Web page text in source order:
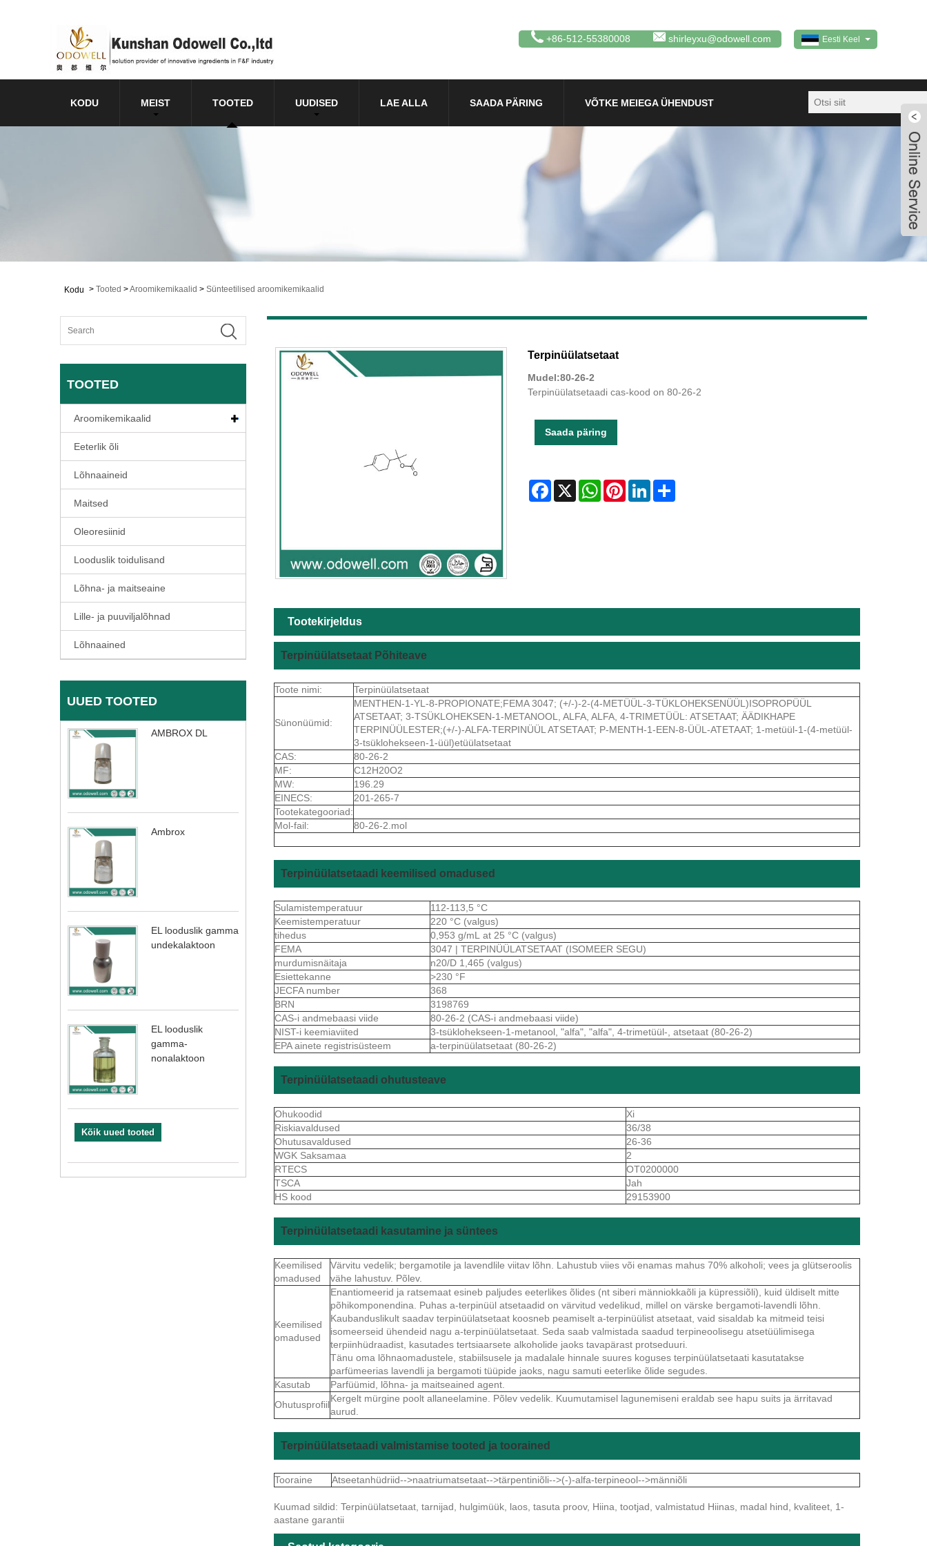
Eesti Keel
+86-512-55380008 shirleyxu@odowell.com
KODU MEIST TOOTED UUDISED LAE ALLA SAADA PÄRING VÕTKE MEIEGA ÜHENDUST
Kodu > Tooted >Aroomikemikaalid > Sünteetilised aroomikemikaalid
TOOTED
Aroomikemikaalid
Eeterlik õli
Lõhnaaineid
Maitsed
Oleoresiinid
Looduslik toidulisand
Lõhna- ja maitseaine
Lille- ja puuviljalõhnad
Lõhnaained
UUED TOOTED
AMBROX DL
Ambrox
EL looduslik gamma
undekalaktoon
EL looduslik
gamma-
nonalaktoon
Kõik uued tooted
Terpinüülatsetaat
Mudel:80-26-2
Terpinüülatsetaadi cas-kood on 80-26-2
Saada päring
Facebook
X WhatsAppPinterestLinkedInShare
Tootekirjeldus
Terpinüülatsetaat Põhiteave
Toote nimi: Terpinüülatsetaat
Sünonüümid:
MENTHEN-1-YL-8-PROPIONATE;FEMA 3047; (+/-)-2-(4-METÜÜL-3-TÜKLOHEKSENÜÜL)ISOPROPÜÜL
ATSETAAT; 3-TSÜKLOHEKSEN-1-METANOOL, ALFA, ALFA, 4-TRIMETÜÜL: ATSETAAT; ÄÄDIKHAPE
TERPINÜÜLESTER;(+/-)-ALFA-TERPINÜÜL ATSETAAT; P-MENTH-1-EEN-8-ÜÜL-ATETAAT; 1-metüül-1-(4-metüül-
3-tsüklohekseen-1-üül)etüülatsetaat
CAS:
80-26-2
MF:
C12H20O2
MW:
196.29
EINECS:
201-265-7
Tootekategooriad:
Mol-fail:
80-26-2.mol
Terpinüülatsetaadi keemilised omadused
Sulamistemperatuur
112-113,5 °C
Keemistemperatuur
220 °C (valgus)
tihedus
0,953 g/mL at 25 °C (valgus)
FEMA
3047 | TERPINÜÜLATSETAAT (ISOMEER SEGU)
murdumisnäitaja
n20/D 1,465 (valgus)
Esiettekanne
>230 °F
JECFA number
368
BRN
3198769
CAS-i andmebaasi viide
80-26-2 (CAS-i andmebaasi viide)
NIST-i keemiaviited
3-tsüklohekseen-1-metanool, "alfa", "alfa", 4-trimetüül-, atsetaat (80-26-2)
EPA ainete registrisüsteem
a-terpinüülatsetaat (80-26-2)
Terpinüülatsetaadi ohutusteave
Ohukoodid
Xi
Riskiavaldused
36/38
Ohutusavaldused
26-36
WGK Saksamaa
2
RTECS
OT0200000
TSCA
Jah
HS kood
29153900
Terpinüülatsetaadi kasutamine ja süntees
Keemilised
omadused
Värvitu vedelik; bergamotile ja lavendlile viitav lõhn. Lahustub viies või enamas mahus 70% alkoholi; vees ja glütseroolis
vähe lahustuv. Põlev.
Keemilised
omadused
Enantiomeerid ja ratsemaat esineb paljudes eeterlikes õlides (nt siberi männiokkaõli ja küpressiõli), kuid üldiselt mitte
põhikomponendina. Puhas a-terpinüül atsetaadid on värvitud vedelikud, millel on värske bergamoti-lavendli lõhn.
Kaubanduslikult saadav terpinüülatsetaat koosneb peamiselt a-terpinüülist atsetaat, vaid sisaldab ka mitmeid teisi
isomeerseid ühendeid nagu a-terpinüülatsetaat. Seda saab valmistada saadud terpineoolisegu atsetüülimisega
terpiinhüdraadist, kasutades tertsiaarsete alkoholide jaoks tavapärast protseduuri.
Tänu oma lõhnaomadustele, stabiilsusele ja madalale hinnale suures koguses terpinüülatsetaati kasutatakse
parfümeerias lavendli ja bergamoti tüüpide jaoks, nagu samuti eeterlike õlide segudes.
Kasutab
Parfüümid, lõhna- ja maitseained agent.
Ohutusprofiil
Kergelt mürgine poolt allaneelamine. Põlev vedelik. Kuumutamisel lagunemiseni eraldab see hapu suits ja ärritavad
aurud.
Terpinüülatsetaadi valmistamise tooted ja toorained
Tooraine Atseetanhüdriid-->naatriumatsetaat-->tärpentiniõli-->(-)-alfa-terpineool-->männiõli
Kuumad sildid: Terpinüülatsetaat, tarnijad, hulgimüük, laos, tasuta proov, Hiina, tootjad, valmistatud Hiinas, madal hind, kvaliteet, 1-
aastane garantii